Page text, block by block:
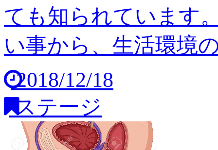
ても知られています
い事から、生活環境
2018/12/18
ステージ